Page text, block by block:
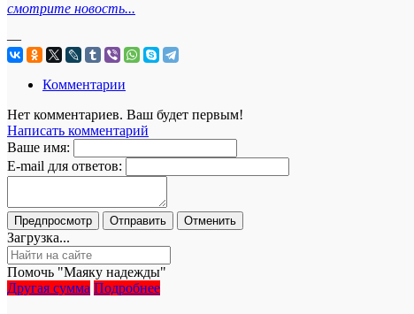
смотрите новость...
—
Комментарии
Нет комментариев. Ваш будет первым!
Написать комментарий
Ваше имя:
E-mail для ответов:
Загрузка...
Помочь "Маяку надежды"
Другая сумма Подробнее